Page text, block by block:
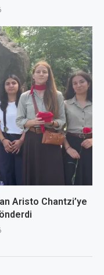
Aristo Chantzi’ye